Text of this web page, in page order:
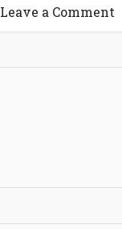
Leave a Comment